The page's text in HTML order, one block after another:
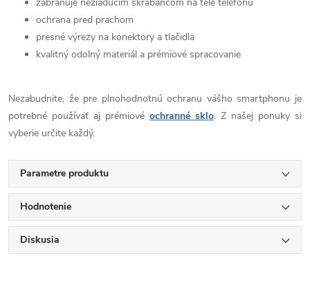
ochrana pred prachom
presné výrezy na konektory a tlačidla
kvalitný odolný materiál a prémiové spracovanie
Nezabudnite, že pre plnohodnotnú ochranu vášho smartphonu je
potrebné používať aj prémiové ochranné sklo. Z našej ponuky si
vyberie určite každý.
Parametre produktu
Hodnotenie
Diskusia